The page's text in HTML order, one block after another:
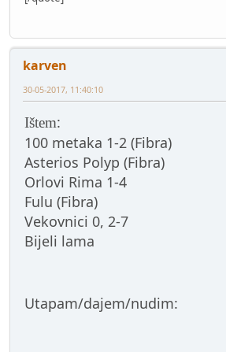
karven
30-05-2017, 11:40:10
Ištem:
100 metaka 1-2 (Fibra)
Asterios Polyp (Fibra)
Orlovi Rima 1-4
Fulu (Fibra)
Vekovnici 0, 2-7
Bijeli lama
Utapam/dajem/nudim: